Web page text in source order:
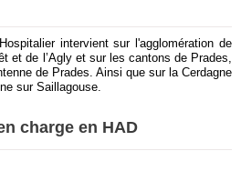
intervient sur l'agglomération de
et de l’Agly et sur les cantons de Prades,
de Prades. Ainsi que sur la Cerdagne
sur Saillagouse.
charge en HAD